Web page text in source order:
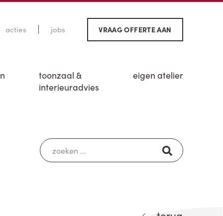
acties jobs VRAAG OFFERTE AAN
toonzaal &
interieuradvies
eigen atelier